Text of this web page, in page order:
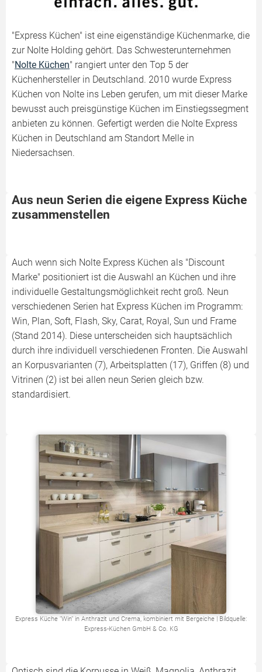
"Express Küchen" ist eine eigenständige Küchenmarke, die
zur Nolte Holding gehört. Das Schwesterunternehmen
"Nolte Küchen" rangiert unter den Top 5 der
Küchenhersteller in Deutschland. 2010 wurde Express
Küchen von Nolte ins Leben gerufen, um mit dieser Marke
bewusst auch preisgünstige Küchen im Einstiegssegment
anbieten zu können. Gefertigt werden die Nolte Express
Küchen in Deutschland am Standort Melle in
Niedersachsen.
Aus neun Serien die eigene Express Küche
zusammenstellen
Auch wenn sich Nolte Express Küchen als "Discount
Marke" positioniert ist die Auswahl an Küchen und ihre
individuelle Gestaltungsmöglichkeit recht groß. Neun
verschiedenen Serien hat Express Küchen im Programm:
Win, Plan, Soft, Flash, Sky, Carat, Royal, Sun und Frame
(Stand 2014). Diese unterscheiden sich hauptsächlich
durch ihre individuell verschiedenen Fronten. Die Auswahl
an Korpusvarianten (7), Arbeitsplatten (17), Griffen (8) und
Vitrinen (2) ist bei allen neun Serien gleich bzw.
standardisiert.
Express Küche "Win" in Anthrazit und Crema, kombiniert mit Bergeiche | Bildquelle:
Express-Küchen GmbH & Co. KG